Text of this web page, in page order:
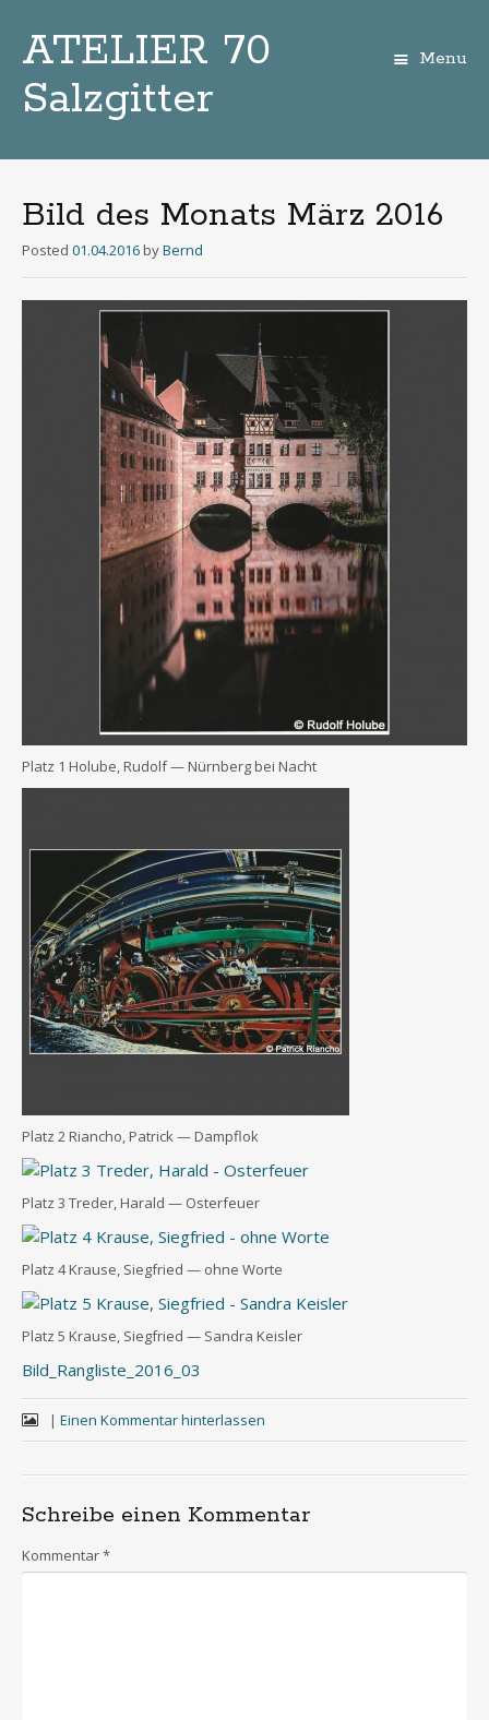
ATELIER 70
Salzgitter
Menu
Bild des Monats März 2016
Posted 01.04.2016 byBernd
Platz 1 Holu­be, Rudolf — Nürn­berg bei Nacht
Platz 2 Riancho, Patrick — Dampflok
Platz 3 Tre­der, Harald — Osterfeuer
Platz 4 Krau­se, Sieg­fried — ohne Worte
Platz 5 Krau­se, Sieg­fried — San­dra Keisler
Bild_Rangliste_2016_03
| Einen Kommentar hinterlassen
Schreibe einen Kommentar
Kommentar*